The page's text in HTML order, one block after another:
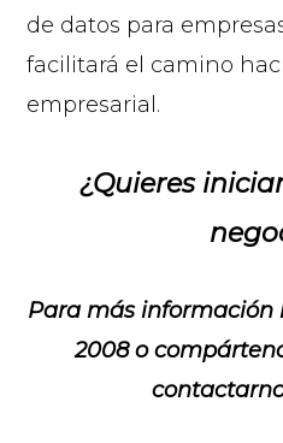
de datos para
facilitará el camino
empresarial.
¿Quieres
Para más información
2008 o
INQ Management &
QUIENES SOMOS QUÉ NECESITAS